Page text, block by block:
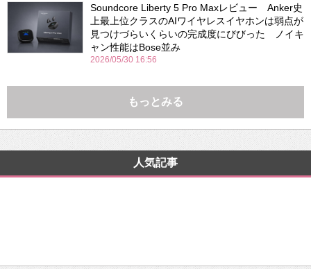
Soundcore Liberty 5 Pro Maxレビュー Anker史
上最上位クラスのAIワイヤレスイヤホンは弱点が
見つけづらいくらいの完成度にびびった ノイキ
ャン性能はBose並み
2026/05/30 16:56
もっとみる
人気記事